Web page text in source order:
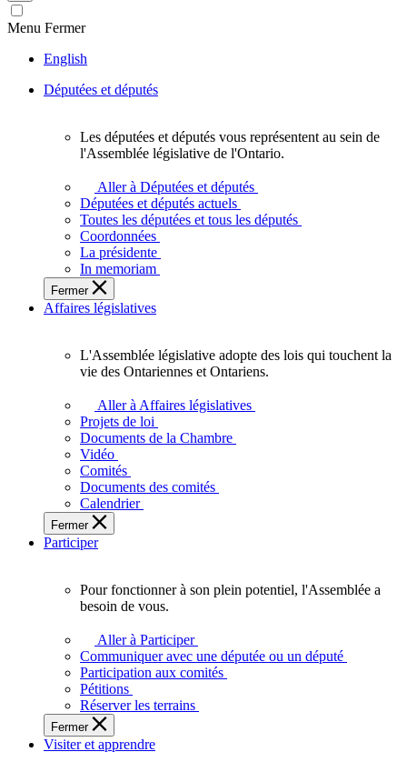
site
Menu Fermer
English
Députées et députés
députés
vous
représentent
sein
de
l'Assemblée
législative
l'Ontario.
Les députées et députés vous représentent au sein de
l'Assemblée législative de l'Ontario.
Aller à Députées et députés
Députées et députés actuels
Toutes les députées et tous les députés
Coordonnées
La présidente
In memoriam
Fermer
Affaires législatives
L'Assemblée
adopte
touchent
des
Ontariennes
et
L'Assemblée législative adopte des lois qui touchent la
vie des Ontariennes et Ontariens.
Aller à Affaires législatives
Projets de loi
Documents de la Chambre
Vidéo
Comités
Documents des comités
Calendrier
Fermer
Participer
plein
potentiel,
l'Assemblée
a
besoin
de
Pour fonctionner à son plein potentiel, l'Assemblée a
besoin de vous.
Aller à Participer
Communiquer avec une députée ou un député
Participation aux comités
Pétitions
Réserver les terrains
Fermer
Visiter et apprendre